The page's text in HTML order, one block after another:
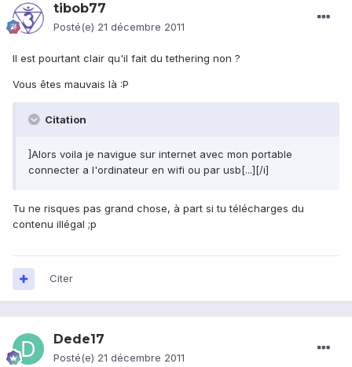
tibob77
Posté(e) 21 décembre 2011
Il est pourtant clair qu'il fait du tethering non ?
Vous êtes mauvais là :P
Citation
]Alors voila je navigue sur internet avec mon portable
connecter a l'ordinateur en wifi ou par usb[...][/i]
Tu ne risques pas grand chose, à part si tu télécharges du
contenu illégal ;p
Citer
Dede17
Posté(e) 21 décembre 2011